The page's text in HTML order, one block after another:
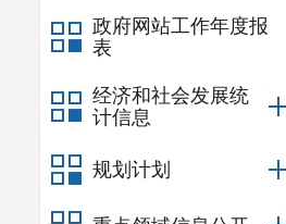
政府网站工作年度报
表
经济和社会发展统
计信息
规划计划